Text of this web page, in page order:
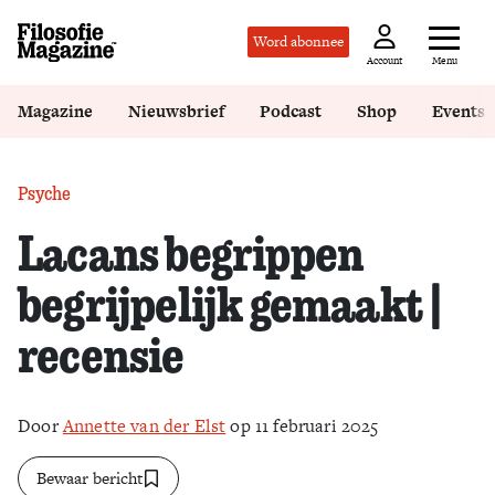
Word abonnee
Account Menu
Magazine Nieuwsbrief Podcast Shop Events
Psyche
Lacans begrippen
begrijpelijk gemaakt |
recensie
DoorAnnette van der Elstop 11 februari 2025
Bewaar bericht